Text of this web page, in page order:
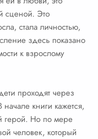
сценой. Это
стала личностью,
здесь показано
к взрослому
проходят через
книги кажется,
герой. Но по мере
человек, который